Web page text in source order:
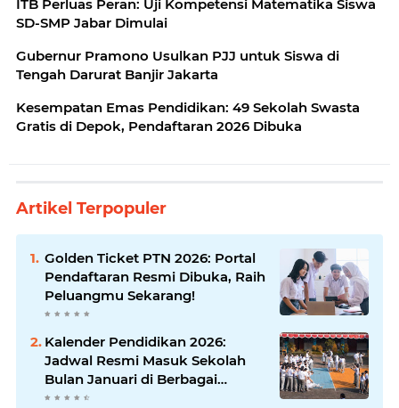
ITB Perluas Peran: Uji Kompetensi Matematika Siswa
SD-SMP Jabar Dimulai
Gubernur Pramono Usulkan PJJ untuk Siswa di
Tengah Darurat Banjir Jakarta
Kesempatan Emas Pendidikan: 49 Sekolah Swasta
Gratis di Depok, Pendaftaran 2026 Dibuka
Artikel Terpopuler
Golden Ticket PTN 2026: Portal
Pendaftaran Resmi Dibuka, Raih
Peluangmu Sekarang!
Kalender Pendidikan 2026:
Jadwal Resmi Masuk Sekolah
Bulan Januari di Berbagai
Daerah